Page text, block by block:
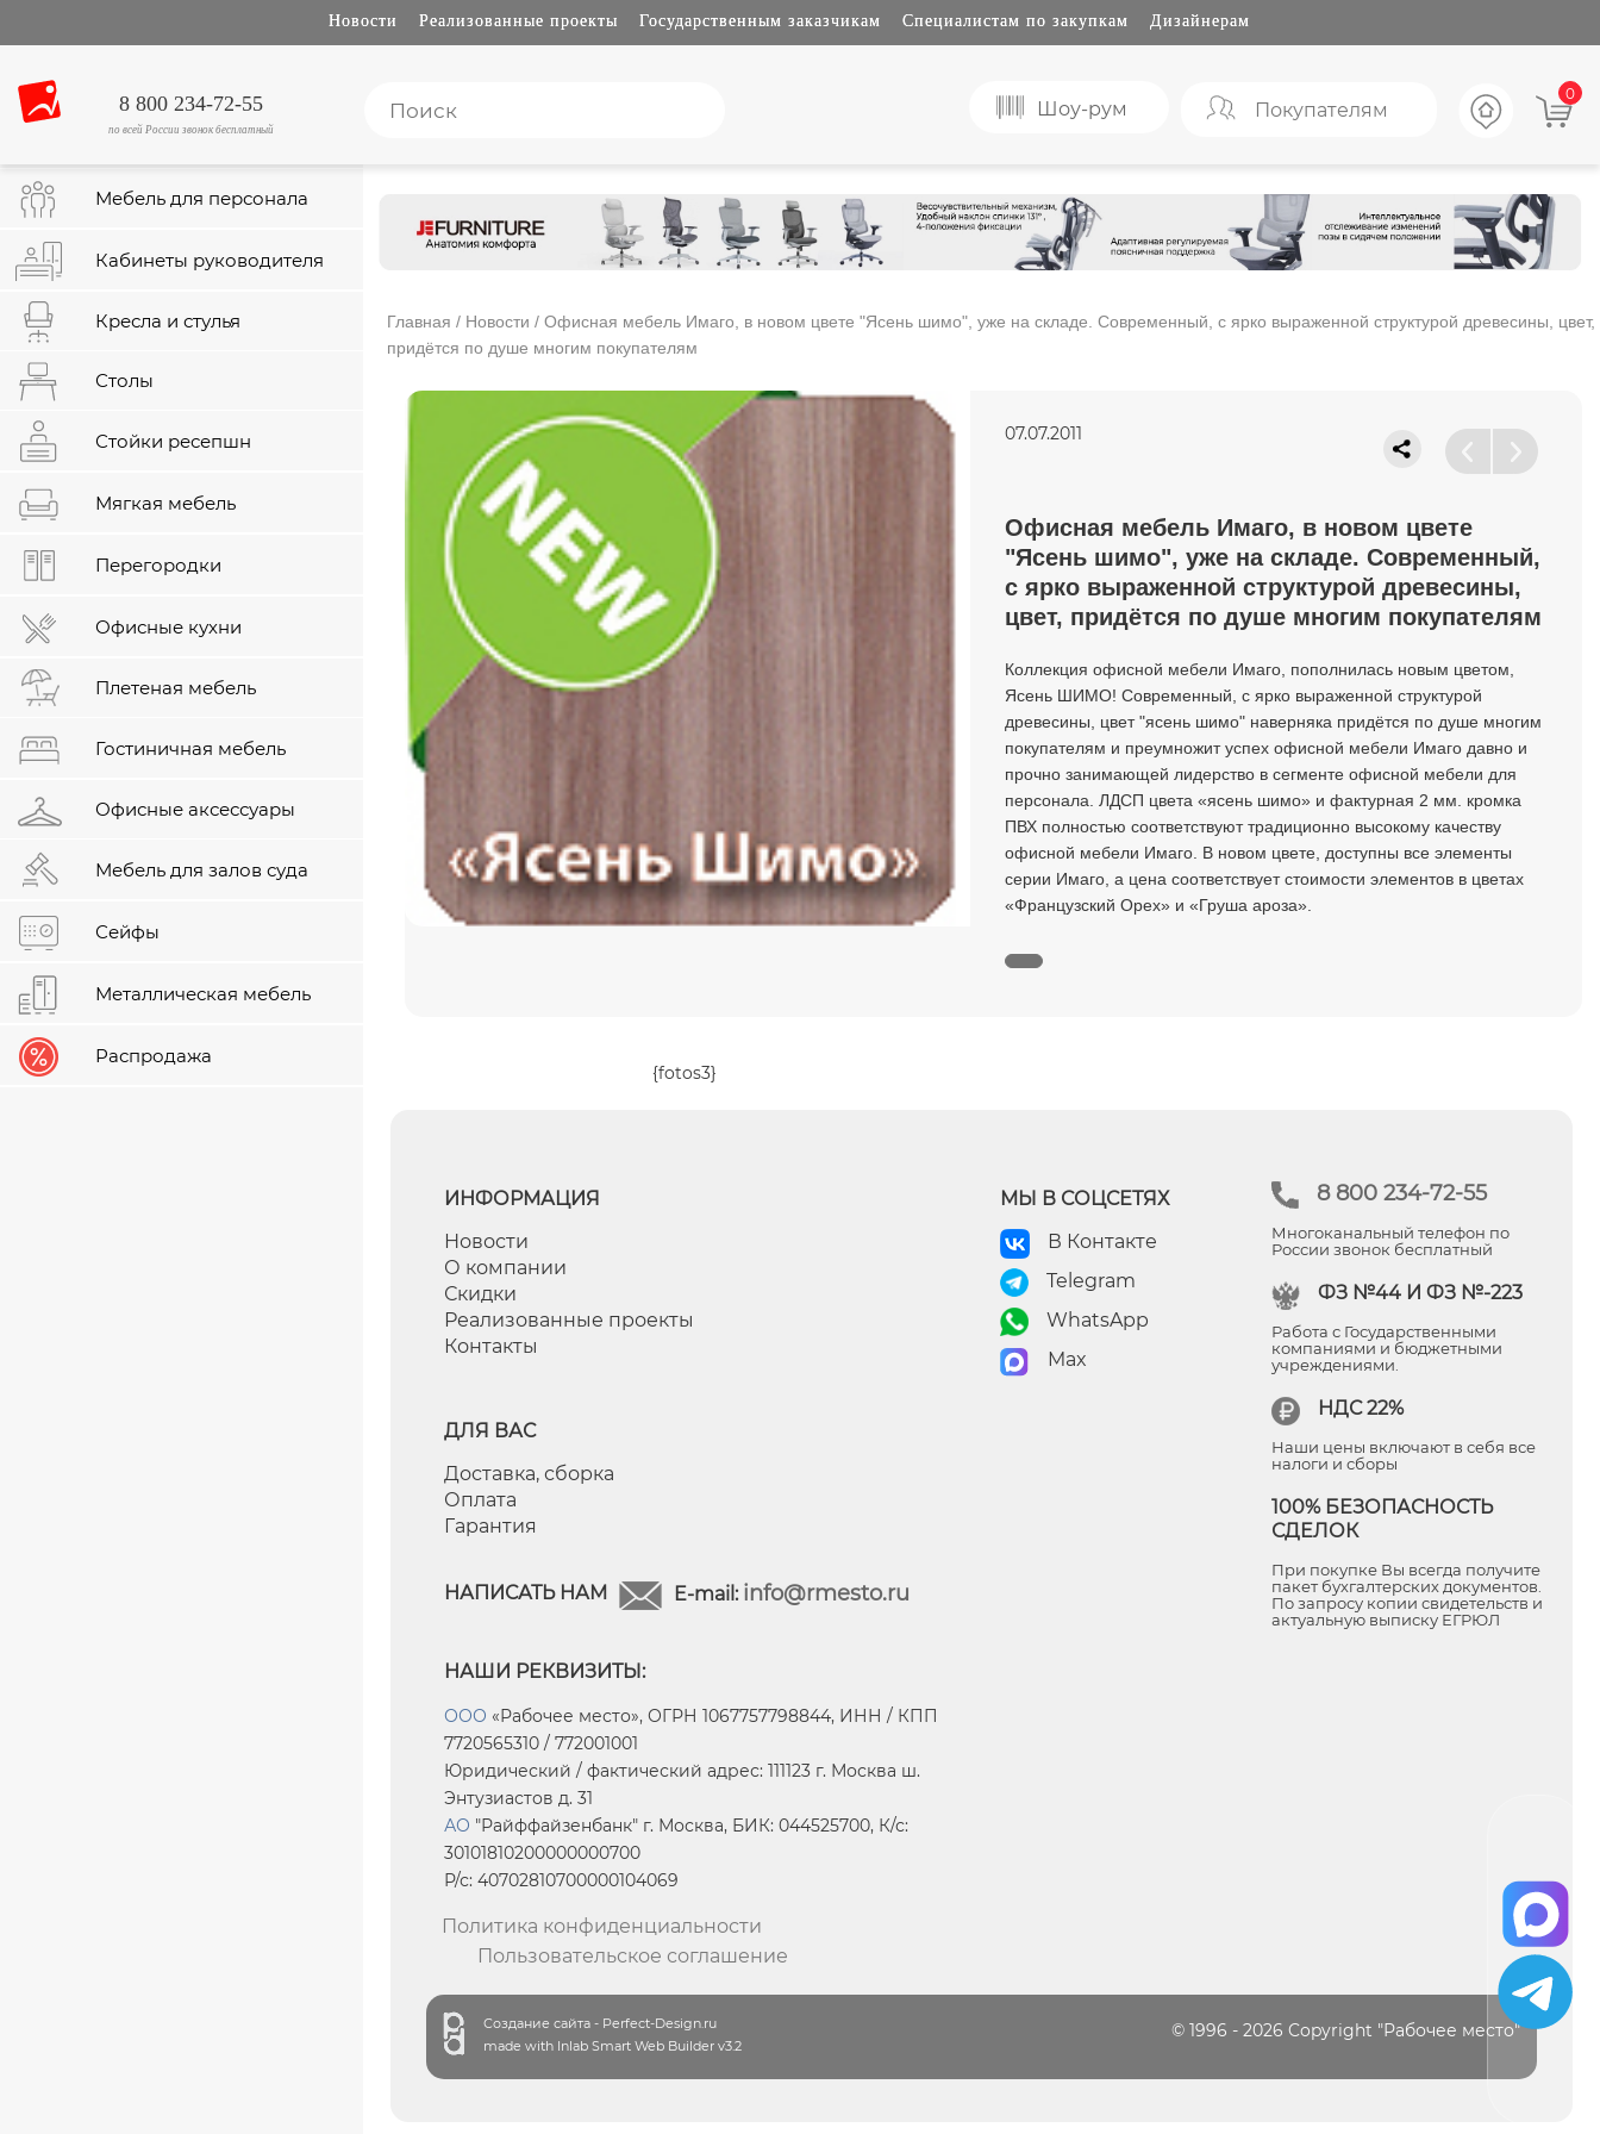
Новости Реализованные проекты Государственным заказчикам Специалистам по закупкам Дизайнерам
8 800 234-72-55
по всей России звонок бесплатный
0
Покупателям
Шоу-рум
Главная / Новости / Офисная мебель Имаго, в новом цвете "Ясень шимо", уже на складе. Современный, с ярко выраженной структурой древесины, цвет,
придётся по душе многим покупателям
07.07.2011
Офисная мебель Имаго, в новом цвете
"Ясень шимо", уже на складе. Современный,
с ярко выраженной структурой древесины,
цвет, придётся по душе многим покупателям
Коллекция офисной мебели Имаго, пополнилась новым цветом,
Ясень ШИМО! Современный, с ярко выраженной структурой
древесины, цвет "ясень шимо" наверняка придётся по душе многим
покупателям и преумножит успех офисной мебели Имаго давно и
прочно занимающей лидерство в сегменте офисной мебели для
персонала. ЛДСП цвета «ясень шимо» и фактурная 2 мм. кромка
ПВХ полностью соответствуют традиционно высокому качеству
офисной мебели Имаго. В новом цвете, доступны все элементы
серии Имаго, а цена соответствует стоимости элементов в цветах
«Французский Орех» и «Груша ароза».
{fotos3}
ИНФОРМАЦИЯ
Новости
О компании
Скидки
Реализованные проекты
Контакты
ДЛЯ ВАС
Доставка, сборка
Оплата
Гарантия
НАПИСАТЬ НАМ E-mail: info@rmesto.ru
НАШИ РЕКВИЗИТЫ:
ООО «Рабочее место», ОГРН 1067757798844, ИНН / КПП
7720565310 / 772001001
Юридический / фактический адрес: 111123 г. Москва ш.
Энтузиастов д. 31
АО "Райффайзенбанк" г. Москва, БИК: 044525700, К/с:
30101810200000000700
Р/с: 40702810700000104069
Политика конфиденциальности
Пользовательское соглашение
8 800 234-72-55
Многоканальный телефон по
России звонок бесплатный
ФЗ №44 И ФЗ №-223
Работа с Государственными
компаниями и бюджетными
учреждениями.
НДС 22%
Наши цены включают в себя все
налоги и сборы
100% БЕЗОПАСНОСТЬ
СДЕЛОК
При покупке Вы всегда получите
пакет бухгалтерских документов.
По запросу копии свидетельств и
актуальную выписку ЕГРЮЛ
МЫ В СОЦСЕТЯХ
В Контакте
Telegram
WhatsApp
Max
Создание сайта - Perfect-Design.ru
made with Inlab Smart Web Builder v3.2
© 1996 - 2026 Copyright "Рабочее место"
Мебель для персонала
Кабинеты руководителя
Кресла и стулья
Столы
Стойки ресепшн
Мягкая мебель
Перегородки
Офисные кухни
Плетеная мебель
Гостиничная мебель
Офисные аксессуары
Мебель для залов суда
Сейфы
Металлическая мебель
Распродажа